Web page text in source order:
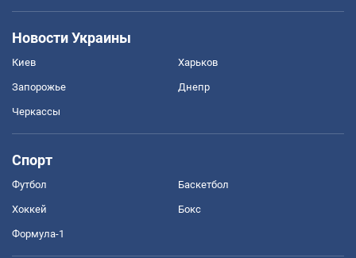
Новости Украины
Киев Харьков
Запорожье Днепр
Черкассы
Спорт
Футбол Баскетбол
Хоккей Бокс
Формула-1